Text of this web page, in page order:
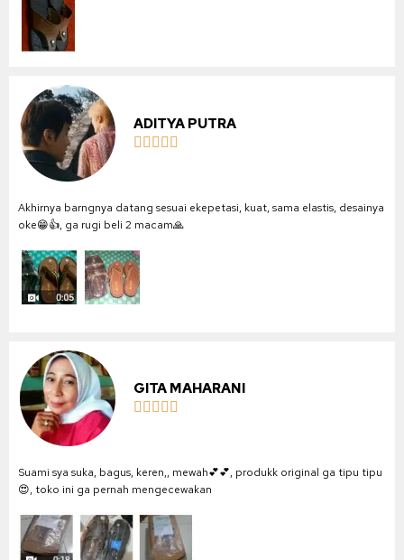
ADITYA PUTRA
    
Akhirnya barngnya datang sesuai ekepetasi, kuat, sama elastis, desainya
oke😁👍, ga rugi beli 2 macam🙏
GITA MAHARANI
    
Suami sya suka, bagus, keren,, mewah💕💕, produkk original ga tipu tipu
😍, toko ini ga pernah mengecewakan